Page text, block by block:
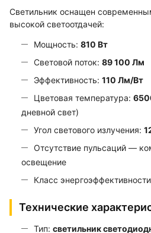
Светильник оснащен
высокой светоотдачей:
Мощность: 810 Вт
Световой поток: 89 100 Лм
Эффективность: 110 Лм/Вт
Цветовая температура:
дневной свет)
Угол светового излучения:
Отсутствие пульсаций —
освещение
Класс
Технические
Тип: светильник